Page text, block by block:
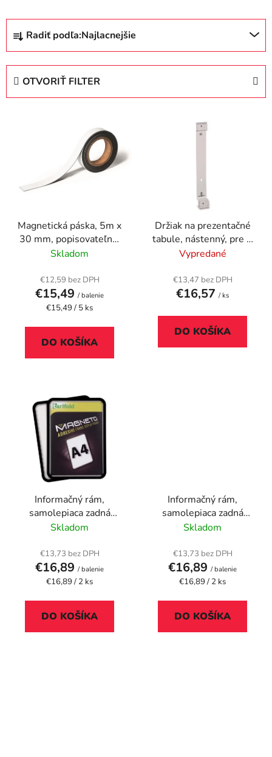
R
d
Radiť podľa:Najlacnejšie
OTVORIŤ FILTER
Magnetická páska, 5m x
30 mm, popisovateľná,
rezateľná, DURABLE
Skladom
€12,59 bez DPH
€15,49 / balenie
Jednotková
€15,49 / 5 ks
DO KOŠÍKA
Držiak na prezentačné
tabule, nástenný, pre 5
tabúľ, DURABLE
Vypredané
€13,47 bez DPH
€16,57 / ks
DO KOŠÍKA
Informačný rám,
samolepiaca zadná
strana, A4, DJOIS
Skladom
€13,73 bez DPH
€16,89 / balenie
Jednotková
€16,89 / 2 ks
DO KOŠÍKA
Informačný rám,
samolepiaca zadná
strana, A4, DJOIS
Skladom
€13,73 bez DPH
€16,89 / balenie
Jednotková
€16,89 / 2 ks
DO KOŠÍKA